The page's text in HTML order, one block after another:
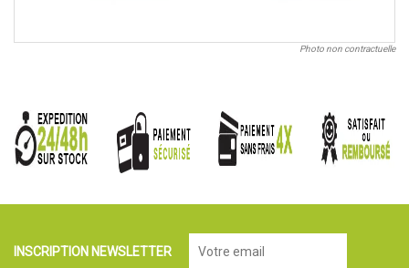
Photo non contractuelle
INSCRIPTION NEWSLETTER